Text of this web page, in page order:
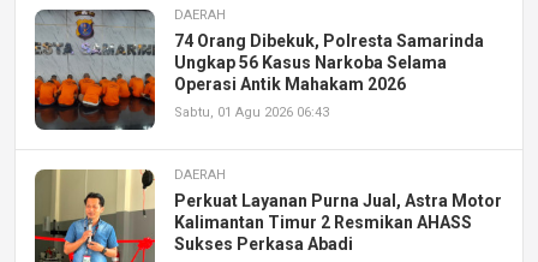
DAERAH
74 Orang Dibekuk, Polresta Samarinda
Ungkap 56 Kasus Narkoba Selama
Operasi Antik Mahakam 2026
Sabtu, 01 Agu 2026 06:43
DAERAH
Perkuat Layanan Purna Jual, Astra Motor
Kalimantan Timur 2 Resmikan AHASS
Sukses Perkasa Abadi